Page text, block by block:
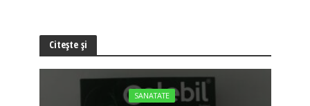
Citește și
SANATATE